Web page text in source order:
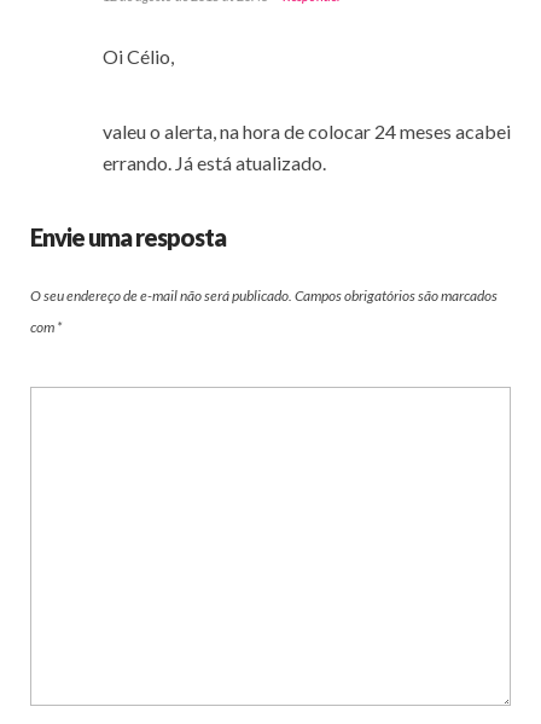
Oi Célio,
valeu o alerta, na hora de colocar 24 meses acabei
errando. Já está atualizado.
Envie uma resposta
O seu endereço de e-mail não será publicado. Campos obrigatórios são marcados
com *